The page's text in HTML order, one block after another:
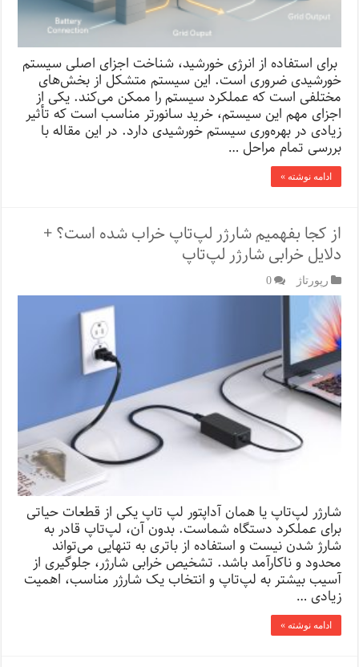
برای استفاده از انرژی خورشید، شناخت اجزای اصلی سیستم
خورشیدی ضروری است. این سیستم متشکل از بخش‌های
مختلفی است که عملکرد سیستم را ممکن می‌کند. یکی از
اجزای مهم این سیستم، خرید سانورتر مناسب است که تأثیر
زیادی در بهره‌وری سیستم خورشیدی دارد. در این مقاله با
بررسی تمام مراحل …
ادامه نوشته »
از کجا بفهمیم شارژر لپ‌تاپ خراب شده است؟ +
دلایل خرابی شارژر لپ‌تاپ
رپورتاژ‌ 0
شارژر لپ‌تاپ یا همان آداپتور لپ تاپ یکی از قطعات حیاتی
برای عملکرد دستگاه شماست. بدون آن، لپ‌تاپ قادر به
شارژ شدن نیست و استفاده از باتری به تنهایی می‌تواند
محدود و ناکارآمد باشد. تشخیص خرابی شارژر، جلوگیری از
آسیب بیشتر به لپ‌تاپ و انتخاب یک شارژر مناسب، اهمیت
زیادی …
ادامه نوشته »